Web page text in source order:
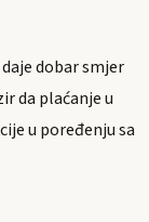
dobar smjer
da plaćanje u
u poređenju sa